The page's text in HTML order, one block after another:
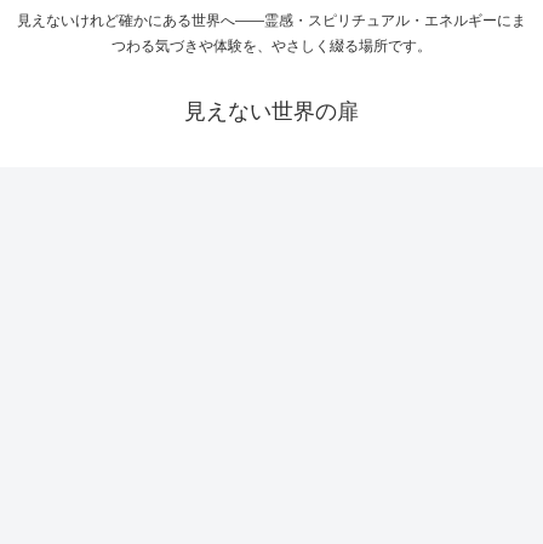
見えないけれど確かにある世界へ――霊感・スピリチュアル・エネルギーにま
つわる気づきや体験を、やさしく綴る場所です。
見えない世界の扉